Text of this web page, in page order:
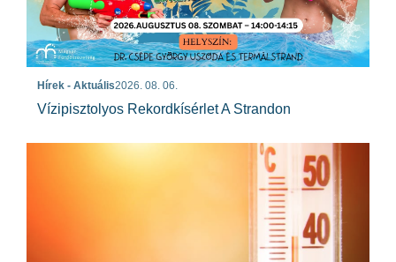
Hírek - Aktuális2026. 08. 06.
Vízipisztolyos Rekordkísérlet A Strandon